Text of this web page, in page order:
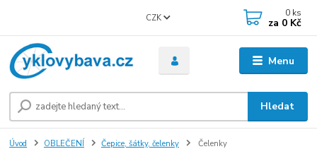
Menu
CZK
Hledat
0 ks
za 0 Kč
Úvod OBLEČENÍ Čepice, šátky, čelenky Čelenky